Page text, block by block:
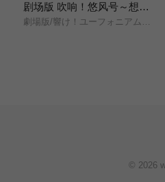
剧场版 吹响！悠风号～想要传达的旋律～
劇場版/響け！ユーフォニアム～届けたいメロディ～/
© 2026